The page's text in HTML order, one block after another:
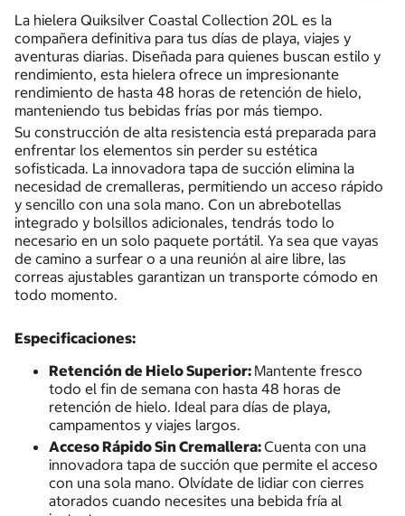
La hielera Quiksilver Coastal Collection 20L es la
compañera definitiva para tus días de playa, viajes y
aventuras diarias. Diseñada para quienes buscan estilo y
rendimiento, esta hielera ofrece un impresionante
rendimiento de hasta 48 horas de retención de hielo,
manteniendo tus bebidas frías por más tiempo.
Su construcción de alta resistencia está preparada para
enfrentar los elementos sin perder su estética
sofisticada. La innovadora tapa de succión elimina la
necesidad de cremalleras, permitiendo un acceso rápido
y sencillo con una sola mano. Con un abrebotellas
integrado y bolsillos adicionales, tendrás todo lo
necesario en un solo paquete portátil. Ya sea que vayas
de camino a surfear o a una reunión al aire libre, las
correas ajustables garantizan un transporte cómodo en
todo momento.
Especificaciones:
Retención de Hielo Superior: Mantente fresco
todo el fin de semana con hasta 48 horas de
retención de hielo. Ideal para días de playa,
campamentos y viajes largos.
Acceso Rápido Sin Cremallera:Cuenta con una
innovadora tapa de succión que permite el acceso
con una sola mano. Olvídate de lidiar con cierres
atorados cuando necesites una bebida fría al